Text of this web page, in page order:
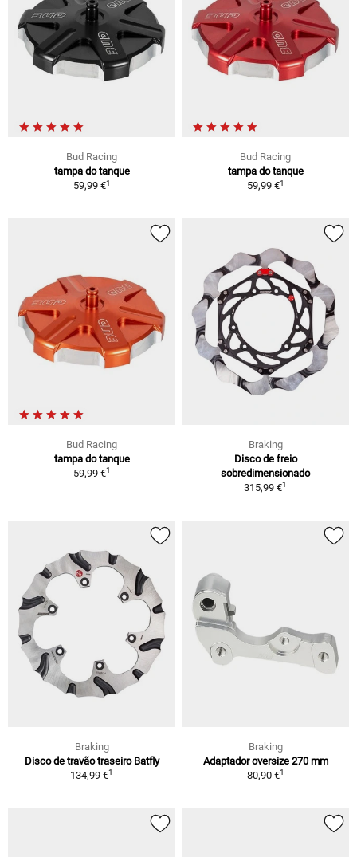
Bud Racing
tampa do tanque
59,99 €1
Bud Racing
tampa do tanque
59,99 €1
Bud Racing
tampa do tanque
59,99 €1
Braking
Disco de freio
sobredimensionado
315,99 €1
Braking
Disco de travão traseiro Batfly
134,99 €1
Braking
Adaptador oversize 270 mm
80,90 €1